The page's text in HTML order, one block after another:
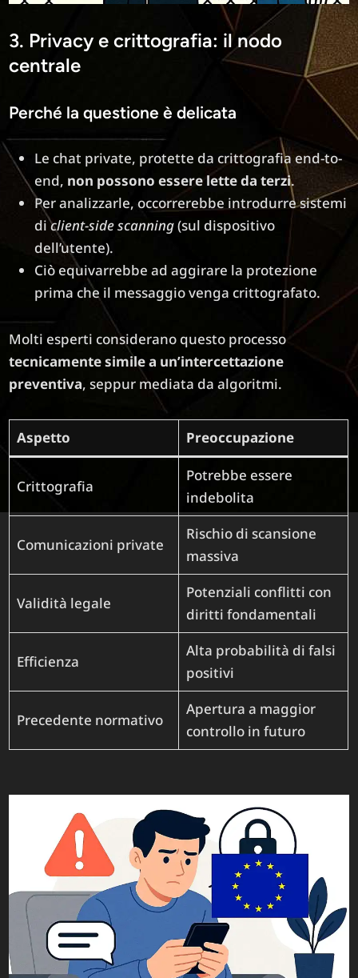
3. Privacy e crittografia: il nodo
centrale
Perché la questione è delicata
Le chat private, protette da crittografia end-to-
end, non possono essere lette da terzi.
Per analizzarle, occorrerebbe introdurre sistemi
diclient-side scanning(sul dispositivo
dell’utente).
Ciò equivarrebbe ad aggirare la protezione
prima che il messaggio venga crittografato.
Molti esperti considerano questo processo
tecnicamente simile a un’intercettazione
preventiva, seppur mediata da algoritmi.
Aspetto Preoccupazione
Crittografia
Potrebbe essere
indebolita
Comunicazioni private
Rischio di scansione
massiva
Validità legale
Potenziali conflitti con
diritti fondamentali
Efficienza
Alta probabilità di falsi
positivi
Precedente normativo
Apertura a maggior
controllo in futuro